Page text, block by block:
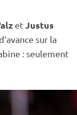
etJustus
sur la
: seulement